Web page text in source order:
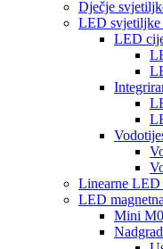
Dječje
LED svjetiljke
LED
Linearne
LED
Mini